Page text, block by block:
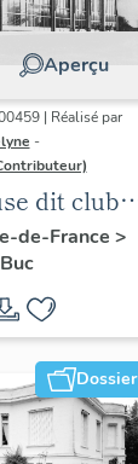
Aperçu
| Réalisé par
-
dit club
de-France >
Buc
Dossier